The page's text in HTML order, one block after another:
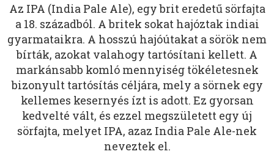
Az IPA (India Pale Ale), egy brit eredetű sörfajta
a 18. századból. A britek sokat hajóztak indiai
gyarmataikra. A hosszú hajóútakat a sörök nem
bírták, azokat valahogy tartósítani kellett. A
markánsabb komló mennyiség tökéletesnek
bizonyult tartósítás céljára, mely a sörnek egy
kellemes kesernyés ízt is adott. Ez gyorsan
kedvelté vált, és ezzel megszületett egy új
sörfajta, melyet IPA, azaz India Pale Ale-nek
neveztek el.